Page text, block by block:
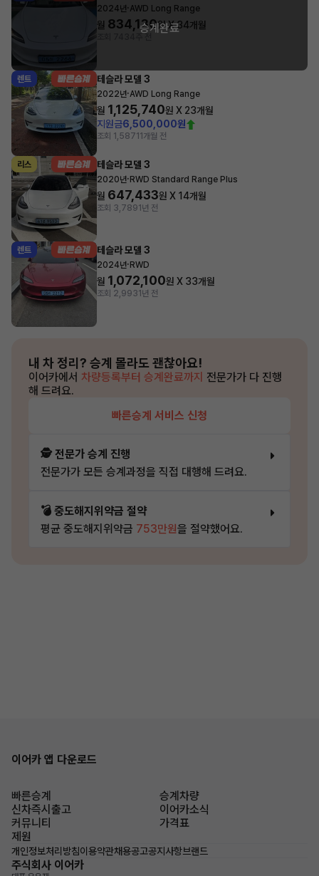
2024년· AWD Long Range
월 834,130원 X34개월
승계완료
렌트 테슬라 모델 3
2022년·AWD Long Range
월 1,125,740원 X 23개월
지원금6,500,000원
조회 1,58711개월 전
리스 테슬라 모델 3
2020년· RWD Standard Range Plus
월 647,433원 X 14개월
조회 3,7891년 전
렌트 테슬라 모델 3
2024년· RWD
월 1,072,100원 X 33개월
조회 2,9931년 전
내 차 정리? 승계 몰라도 괜찮아요!
이어카에서 차량등록부터 승계완료까지 전문가가 다 진행
해 드려요.
빠른승계 서비스 신청
🕵️ 전문가 승계 진행
전문가가 모든 승계과정을 직접 대행해 드려요.
💣 중도해지위약금 절약
평균 중도해지위약금 753만원을 절약했어요.
이어카 앱 다운로드
빠른승계
승계차량
신차즉시출고
이어카소식
커뮤니티
가격표
제원
개인정보처리방침이용약관채용공고공지사항브랜드
주식회사 이어카